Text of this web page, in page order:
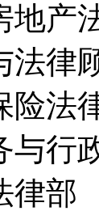
地产
法律
险法
与行
律部